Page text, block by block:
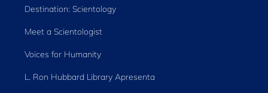
Destination: Scientology
Meet a Scientologist
Voices for Humanity
L. Ron Hubbard Library Apresenta